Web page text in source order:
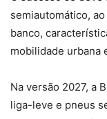
semiautomático,
banco,
mobilidade urbana
Na versão 2027, a
liga-leve e pneus